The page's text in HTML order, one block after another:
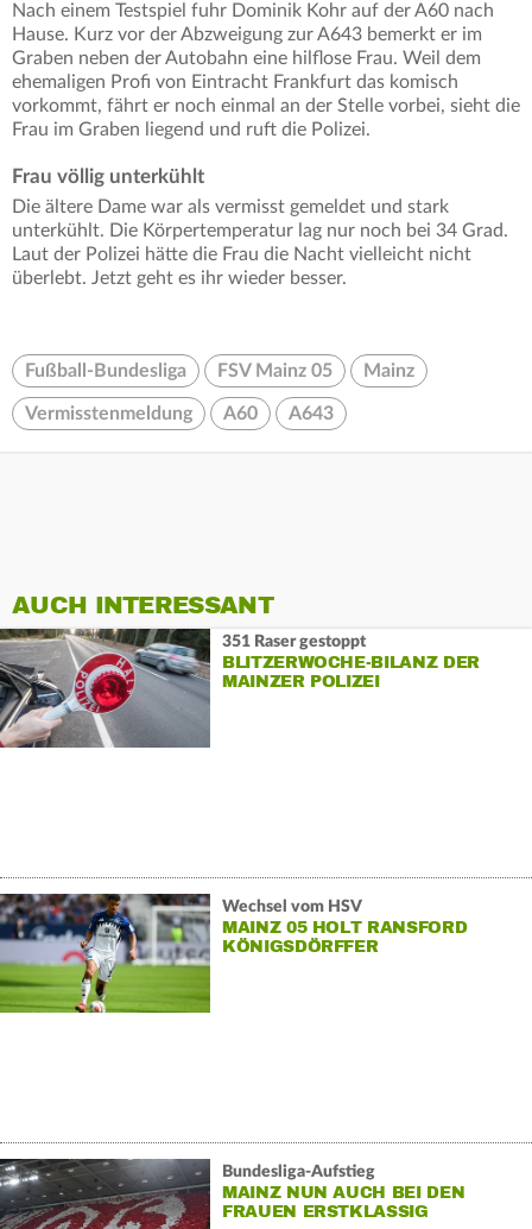
Nach einem Testspiel fuhr Dominik Kohr auf der A60 nach
Hause. Kurz vor der Abzweigung zur A643 bemerkt er im
Graben neben der Autobahn eine hilflose Frau. Weil dem
ehemaligen Profi von Eintracht Frankfurt das komisch
vorkommt, fährt er noch einmal an der Stelle vorbei, sieht die
Frau im Graben liegend und ruft die Polizei.
Frau völlig unterkühlt
Die ältere Dame war als vermisst gemeldet und stark
unterkühlt. Die Körpertemperatur lag nur noch bei 34 Grad.
Laut der Polizei hätte die Frau die Nacht vielleicht nicht
überlebt. Jetzt geht es ihr wieder besser.
Fußball-Bundesliga FSV Mainz 05 Mainz
Vermisstenmeldung A60 A643
AUCH INTERESSANT
351 Raser gestoppt
BLITZERWOCHE-BILANZ DER
MAINZER POLIZEI
Wechsel vom HSV
MAINZ 05 HOLT RANSFORD
KÖNIGSDÖRFFER
Bundesliga-Aufstieg
MAINZ NUN AUCH BEI DEN
FRAUEN ERSTKLASSIG